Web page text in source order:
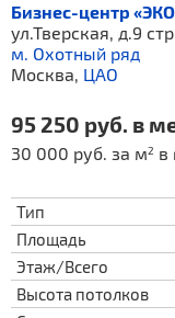
Бизнес-центр
ул.Тверская, д.9
м. Охотный ряд
Москва, ЦАО
95 250 руб. в
30 000 руб. за м2 в
Тип
Площадь
Этаж/Всего
Высота потолков